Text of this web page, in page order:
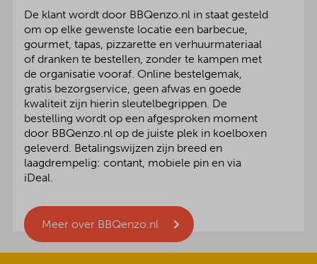
De klant wordt door BBQenzo.nl in staat gesteld
om op elke gewenste locatie een barbecue,
gourmet, tapas, pizzarette en verhuurmateriaal
of dranken te bestellen, zonder te kampen met
de organisatie vooraf. Online bestelgemak,
gratis bezorgservice, geen afwas en goede
kwaliteit zijn hierin sleutelbegrippen. De
bestelling wordt op een afgesproken moment
door BBQenzo.nl op de juiste plek in koelboxen
geleverd. Betalingswijzen zijn breed en
laagdrempelig: contant, mobiele pin en via
iDeal.
Meer over BBQenzo.nl